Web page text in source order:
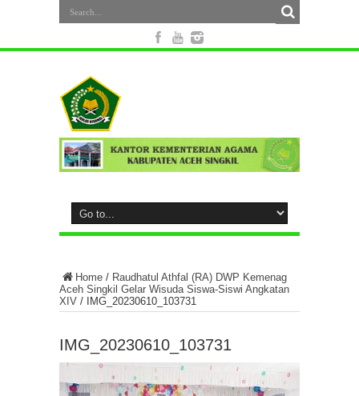
Home / Raudhatul Athfal (RA) DWP Kemenag
Aceh Singkil Gelar Wisuda Siswa-Siswi Angkatan
XIV / IMG_20230610_103731
IMG_20230610_103731